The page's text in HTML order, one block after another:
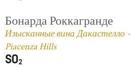
Бонарда Роккагранде
Изысканные вина Дакастелло -
Piacenza Hills